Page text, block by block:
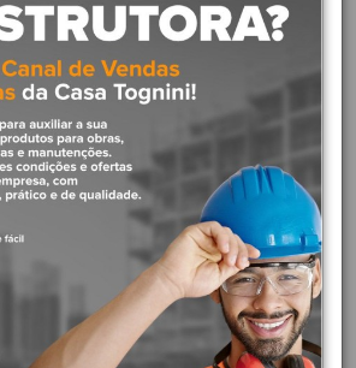
semi encaixe roca cuba semi encaixe
Descrição
o que garante